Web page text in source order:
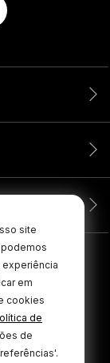
site
experiência
em
cookies
de
de